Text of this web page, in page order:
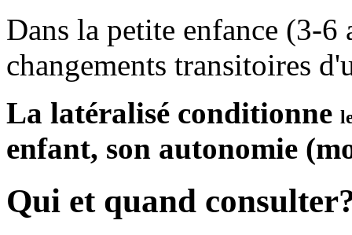
Dans la petite enfance (3-
changements transitoires
La latéralisé conditionne
enfant, son autonomie
Qui et quand